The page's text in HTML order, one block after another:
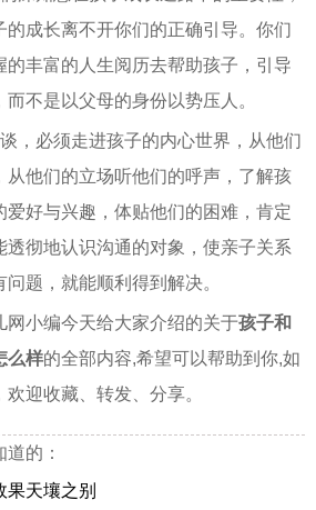
的成长离不开你们的正确引导。你们
的丰富的人生阅历去帮助孩子，引导
不是以父母的身份以势压人。
，必须走进孩子的内心世界，从他们
从他们的立场听他们的呼声，了解孩
爱好与兴趣，体贴他们的困难，肯定
透彻地认识沟通的对象，使亲子关系
题，就能顺利得到解决。
网小编今天给大家介绍的关于孩子和
么样的全部内容,希望可以帮助到你,如
迎收藏、转发、分享。
的：
天壤之别